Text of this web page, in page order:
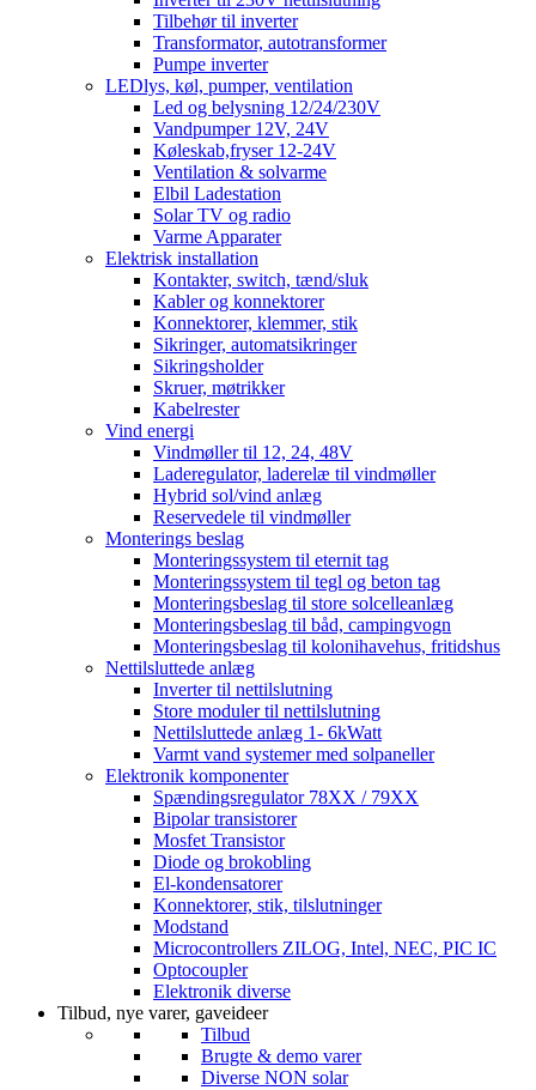
Tilbehør til inverter
Transformator, autotransformer
Pumpe inverter
LEDlys, køl, pumper, ventilation
Led og belysning 12/24/230V
Vandpumper 12V, 24V
Køleskab,fryser 12-24V
Ventilation & solvarme
Elbil Ladestation
Solar TV og radio
Varme Apparater
Elektrisk installation
Kontakter, switch, tænd/sluk
Kabler og konnektorer
Konnektorer, klemmer, stik
Sikringer, automatsikringer
Sikringsholder
Skruer, møtrikker
Kabelrester
Vind energi
Vindmøller til 12, 24, 48V
Laderegulator, laderelæ til vindmøller
Hybrid sol/vind anlæg
Reservedele til vindmøller
Monterings beslag
Monteringssystem til eternit tag
Monteringssystem til tegl og beton tag
Monteringsbeslag til store solcelleanlæg
Monteringsbeslag til båd, campingvogn
Monteringsbeslag til kolonihavehus, fritidshus
Nettilsluttede anlæg
Inverter til nettilslutning
Store moduler til nettilslutning
Nettilsluttede anlæg 1- 6kWatt
Varmt vand systemer med solpaneller
Elektronik komponenter
Spændingsregulator 78XX / 79XX
Bipolar transistorer
Mosfet Transistor
Diode og brokobling
El-kondensatorer
Konnektorer, stik, tilslutninger
Modstand
Microcontrollers ZILOG, Intel, NEC, PIC IC
Optocoupler
Elektronik diverse
Tilbud, nye varer, gaveideer
Tilbud
Brugte & demo varer
Diverse NON solar